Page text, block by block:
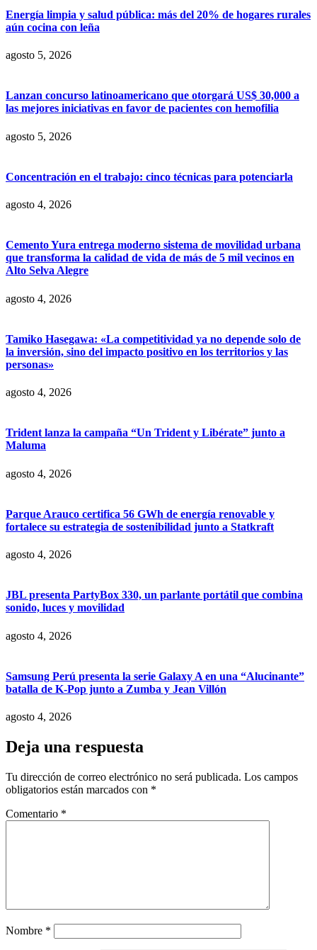
Energía limpia y salud pública: más del 20% de hogares rurales
aún cocina con leña
agosto 5, 2026
Lanzan concurso latinoamericano que otorgará US$ 30,000 a
las mejores iniciativas en favor de pacientes con hemofilia
agosto 5, 2026
Concentración en el trabajo: cinco técnicas para potenciarla
agosto 4, 2026
Cemento Yura entrega moderno sistema de movilidad urbana
que transforma la calidad de vida de más de 5 mil vecinos en
Alto Selva Alegre
agosto 4, 2026
Tamiko Hasegawa: «La competitividad ya no depende solo de
la inversión, sino del impacto positivo en los territorios y las
personas»
agosto 4, 2026
Trident lanza la campaña “Un Trident y Libérate” junto a
Maluma
agosto 4, 2026
Parque Arauco certifica 56 GWh de energía renovable y
fortalece su estrategia de sostenibilidad junto a Statkraft
agosto 4, 2026
JBL presenta PartyBox 330, un parlante portátil que combina
sonido, luces y movilidad
agosto 4, 2026
Samsung Perú presenta la serie Galaxy A en una “Alucinante”
batalla de K-Pop junto a Zumba y Jean Villón
agosto 4, 2026
Deja una respuesta
Tu dirección de correo electrónico no será publicada. Los campos
obligatorios están marcados con *
Comentario *
Nombre *